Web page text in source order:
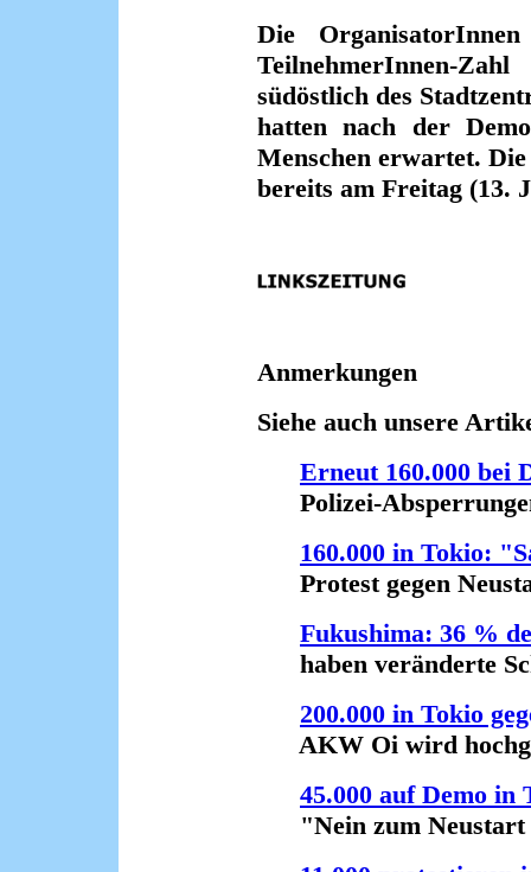
Die
TeilnehmerInnen-
südöstlich des
hatten nach der
Menschen erwartet.
bereits am Freitag (13.
Anmerkungen
Siehe auch unsere
Erneut 160.000 bei
Polizei-
160.000 in Tokio:
Protest gegen
Fukushima: 36 %
haben veränderte
200.000 in Tokio
AKW Oi wird
45.000 auf Demo in
"Nein zum Neustart